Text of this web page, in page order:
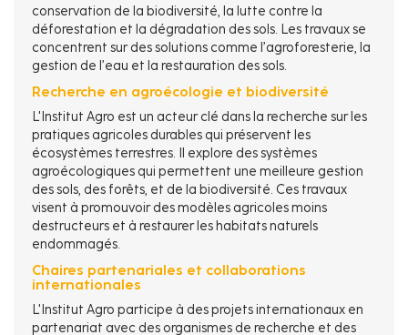
conservation de la biodiversité, la lutte contre la
déforestation et la dégradation des sols. Les travaux se
concentrent sur des solutions comme l’agroforesterie, la
gestion de l’eau et la restauration des sols.
Recherche en agroécologie et biodiversité
L'Institut Agro est un acteur clé dans la recherche sur les
pratiques agricoles durables qui préservent les
écosystèmes terrestres. Il explore des systèmes
agroécologiques qui permettent une meilleure gestion
des sols, des forêts, et de la biodiversité. Ces travaux
visent à promouvoir des modèles agricoles moins
destructeurs et à restaurer les habitats naturels
endommagés.
Chaires partenariales et collaborations
internationales
L'Institut Agro participe à des projets internationaux en
partenariat avec des organismes de recherche et des